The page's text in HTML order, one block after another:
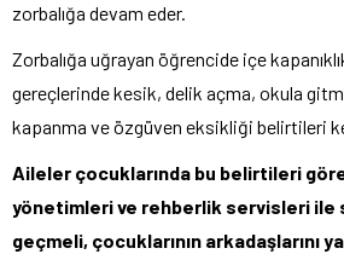
zorbalığa devam eder.
Zorbalığa uğrayan öğrencide içe
gereçlerinde kesik, delik açma, okula
kapanma ve özgüven eksikliği belirtileri
Aileler çocuklarında bu belirtileri
yönetimleri ve rehberlik servisleri ile
geçmeli, çocuklarının arkadaşlarını